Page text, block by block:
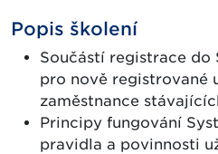
Popis školení
Součástí registrace do
pro nově registrované
zaměstnance
Principy fungování
pravidla a povinnosti